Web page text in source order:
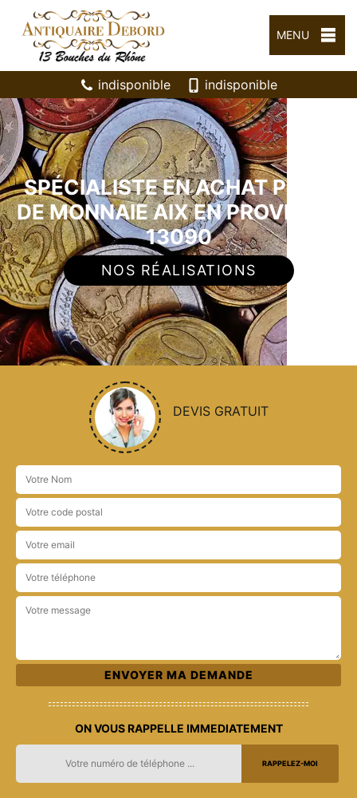
MENU
indisponible indisponible
SPÉCIALISTE EN ACHAT PIÈCE
DE MONNAIE AIX EN PROVENCE
13090
NOS RÉALISATIONS
DEVIS GRATUIT
ON VOUS RAPPELLE IMMEDIATEMENT